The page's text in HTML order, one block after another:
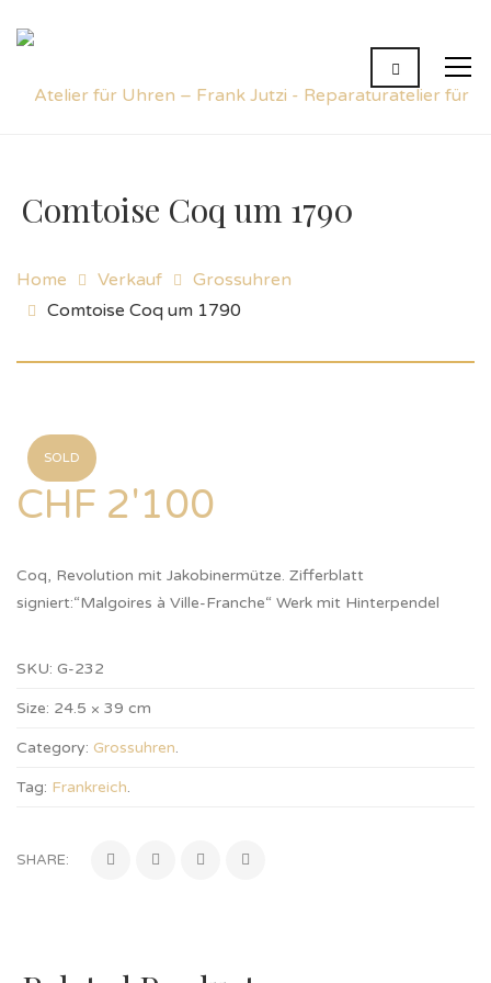
Comtoise Coq um 1790
Home Verkauf
Grossuhren
Comtoise Coq um 1790
SOLD
CHF 2'100
Coq, Revolution mit Jakobinermütze. Zifferblatt
signiert:“Malgoires à Ville-Franche“ Werk mit Hinterpendel
SKU: G-232
Size: 24.5 × 39 cm
Category: Grossuhren.
Tag: Frankreich.
SHARE: